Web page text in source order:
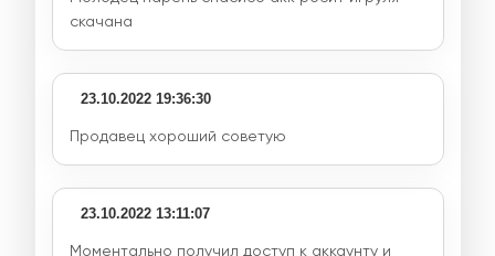
скачана
23.10.2022 19:36:30
Продавец хороший советую
23.10.2022 13:11:07
Моментально получил доступ к аккаунту и